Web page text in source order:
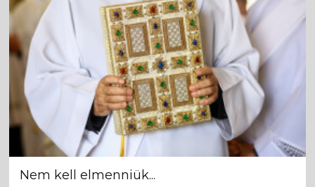
Nem kell elmenniük...